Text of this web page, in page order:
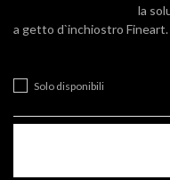
la
a getto d`inchiostro Fineart.
Solo disponibili